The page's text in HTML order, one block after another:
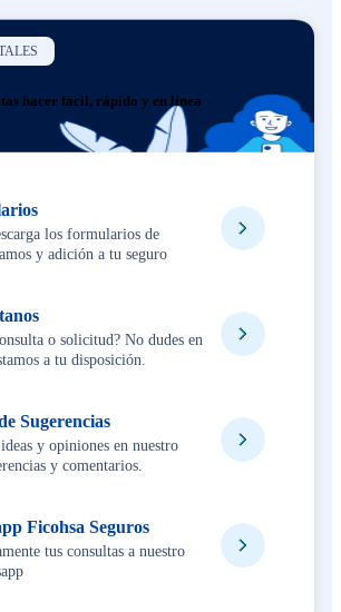
hacer fácil, rápido y en línea
los formularios de
y adición a tu seguro
o solicitud? No dudes en
a tu disposición.
Sugerencias
y opiniones en nuestro
y comentarios.
Ficohsa Seguros
tus consultas a nuestro